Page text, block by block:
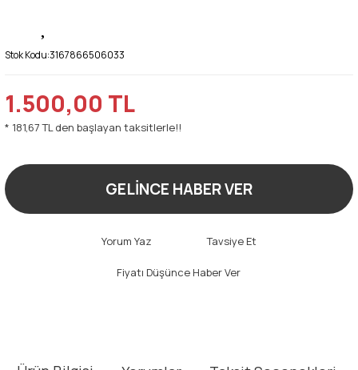
Stok Kodu:3167866506033
1.500,00 TL
* 181,67 TL den başlayan taksitlerle!!
GELİNCE HABER VER
Yorum Yaz Tavsiye Et
Fiyatı Düşünce Haber Ver